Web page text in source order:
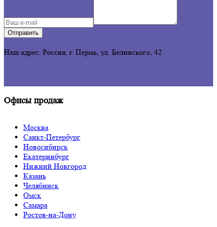
Отправить
Наш адрес: Россия, г. Пермь, ул. Белинского, 42
Офисы продаж
Москва
Санкт-Петербург
Новосибирск
Екатеринбург
Нижний Новгород
Казань
Челябинск
Омск
Самара
Ростов-на-Дону